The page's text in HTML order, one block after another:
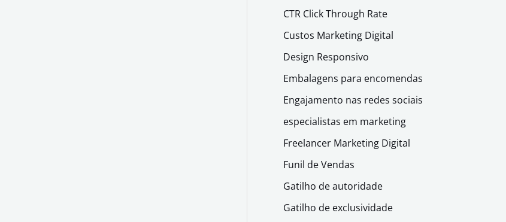
CTR Click Through Rate
Custos Marketing Digital
Design Responsivo
Embalagens para encomendas
Engajamento nas redes sociais
especialistas em marketing
Freelancer Marketing Digital
Funil de Vendas
Gatilho de autoridade
Gatilho de exclusividade